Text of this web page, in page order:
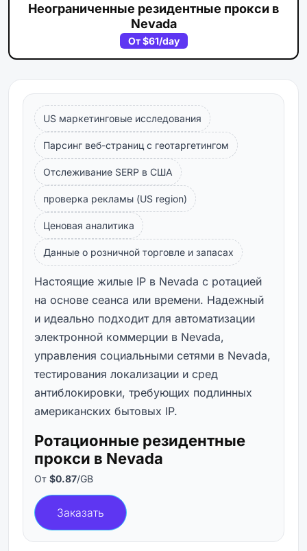
Неограниченные резидентные прокси в
Nevada
От$61/day
US маркетинговые исследования
Парсинг веб-страниц с геотаргетингом
Отслеживание SERP в США
проверка рекламы (US region)
Ценовая аналитика
Данные о розничной торговле и запасах
Настоящие жилые IP в Nevada с ротацией
на основе сеанса или времени. Надежный
и идеально подходит для автоматизации
электронной коммерции в Nevada,
управления социальными сетями в Nevada,
тестирования локализации и сред
антиблокировки, требующих подлинных
американских бытовых IP.
Ротационные резидентные
прокси в Nevada
От $0.87/GB
Заказать